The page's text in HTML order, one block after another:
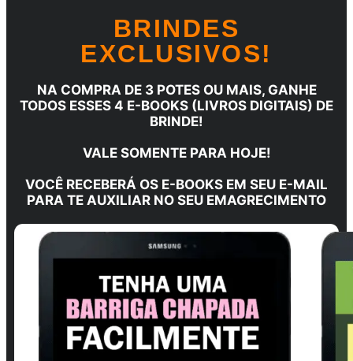
BRINDES
EXCLUSIVOS!
NA COMPRA DE 3 POTES OU MAIS, GANHE
TODOS ESSES 4 E-BOOKS (LIVROS DIGITAIS) DE
BRINDE!
VALE SOMENTE PARA HOJE!
VOCÊ RECEBERÁ OS E-BOOKS EM SEU E-MAIL
PARA TE AUXILIAR NO SEU EMAGRECIMENTO